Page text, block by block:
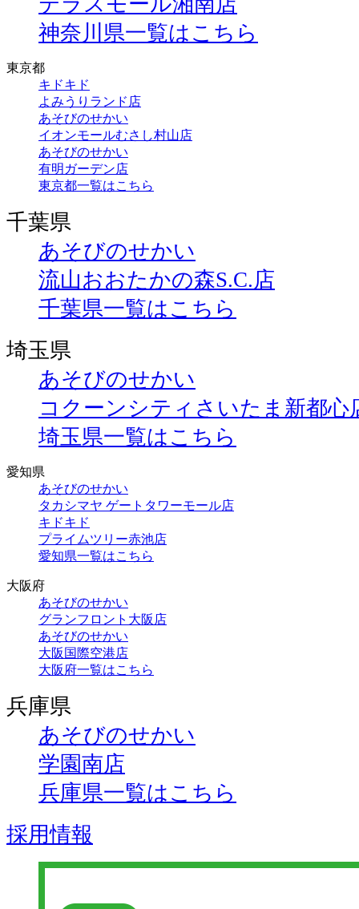
神奈川県一覧はこちら
東京都
キドキド
よみうりランド店
あそびのせかい
イオンモールむさし村山店
あそびのせかい
有明ガーデン店
東京都一覧はこちら
千葉県
あそびのせかい
流山おおたかの森S.C.店
千葉県一覧はこちら
埼玉県
あそびのせかい
コクーンシティさいたま新都心
埼玉県一覧はこちら
愛知県
あそびのせかい
タカシマヤ ゲートタワーモール店
キドキド
プライムツリー赤池店
愛知県一覧はこちら
大阪府
あそびのせかい
グランフロント大阪店
あそびのせかい
大阪国際空港店
大阪府一覧はこちら
兵庫県
あそびのせかい
学園南店
兵庫県一覧はこちら
採用情報